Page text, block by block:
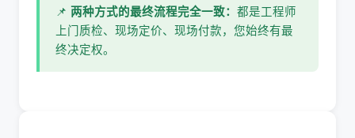
📌 两种方式的最终流程完全一致： 都是工程师
上门质检、现场定价、现场付款，您始终有最
终决定权。